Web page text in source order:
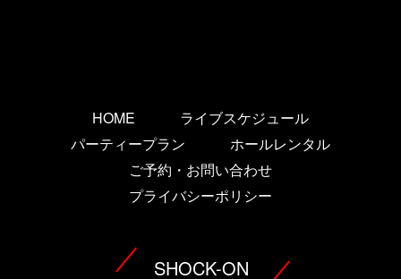
HOME
ライブスケジュール
パーティープラン
ホールレンタル
ご予約・お問い合わせ
プライバシーポリシー
SHOCK-ON